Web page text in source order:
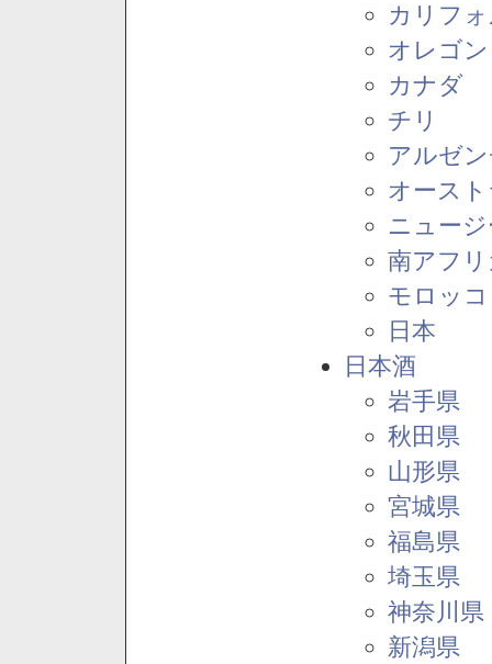
カリフ
オレゴ
カナダ
チリ
アルゼ
オース
ニュー
南アフ
モロッコ
日本
日本酒
岩手県
秋田県
山形県
宮城県
福島県
埼玉県
神奈川県
新潟県